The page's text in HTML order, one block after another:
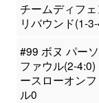
チームディフェ
リバウンド(1-
#99 ボヌ パー
ファウル(2-4:0)
ースローオンフ
ル0